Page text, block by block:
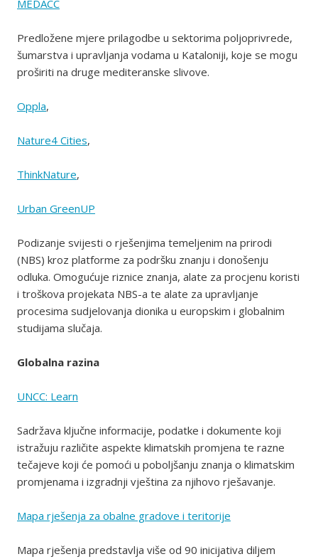
MEDACC
Predložene mjere prilagodbe u sektorima poljoprivrede,
šumarstva i upravljanja vodama u Kataloniji, koje se mogu
proširiti na druge mediteranske slivove.
Oppla,
Nature4 Cities,
ThinkNature,
Urban GreenUP
Podizanje svijesti o rješenjima temeljenim na prirodi
(NBS) kroz platforme za podršku znanju i donošenju
odluka. Omogućuje riznice znanja, alate za procjenu koristi
i troškova projekata NBS-a te alate za upravljanje
procesima sudjelovanja dionika u europskim i globalnim
studijama slučaja.
Globalna razina
UNCC: Learn
Sadržava ključne informacije, podatke i dokumente koji
istražuju različite aspekte klimatskih promjena te razne
tečajeve koji će pomoći u poboljšanju znanja o klimatskim
promjenama i izgradnji vještina za njihovo rješavanje.
Mapa rješenja za obalne gradove i teritorije
Mapa rješenja predstavlja više od 90 inicijativa diljem